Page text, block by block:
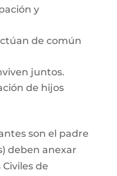
y
de común
juntos.
de hijos
son el padre
deben anexar
de